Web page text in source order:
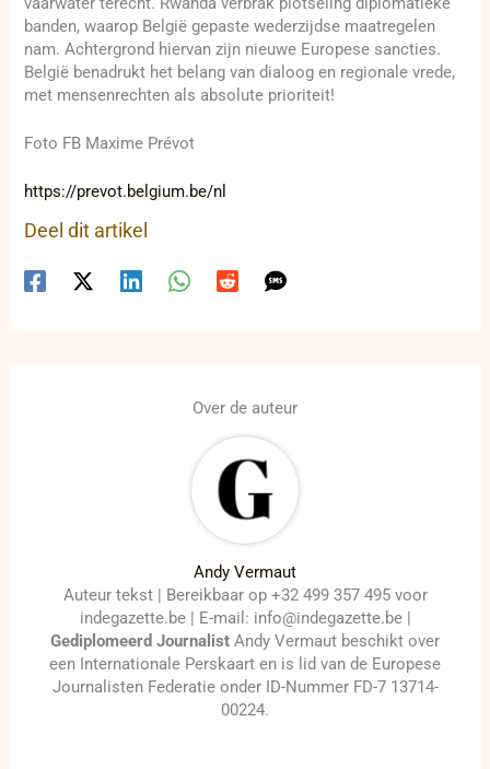
banden, waarop België gepaste wederzijdse maatregelen
nam. Achtergrond hiervan zijn nieuwe Europese sancties.
België benadrukt het belang van dialoog en regionale vrede,
met mensenrechten als absolute prioriteit!
Foto FB Maxime Prévot
https://prevot.belgium.be/nl
Deel dit artikel
Over de auteur
Andy Vermaut
Auteur tekst | Bereikbaar op +32 499 357 495 voor
indegazette.be | E-mail: info@indegazette.be |
Gediplomeerd Journalist Andy Vermaut beschikt over
een Internationale Perskaart en is lid van de Europese
Journalisten Federatie onder ID-Nummer FD-7 13714-
00224.